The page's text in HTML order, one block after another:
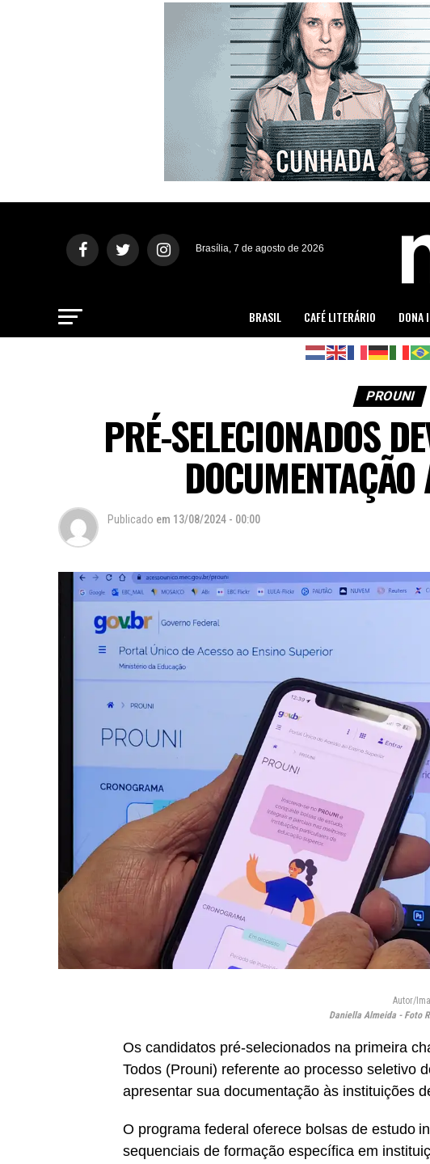
Brasília, 7 de agosto de 2026
BRASIL CAFÉ LITERÁRIO DONA
PROUNI
PRÉ-SELECIONADOS
Publicado em 13/08/2024 - 00:00
Autor/
Daniella Almeida - Foto
Os candidatos pré-selecionados na primeira
Todos (Prouni) referente ao processo seletivo
apresentar sua documentação às instituições
O programa federal oferece bolsas de estudo
sequenciais de formação específica em